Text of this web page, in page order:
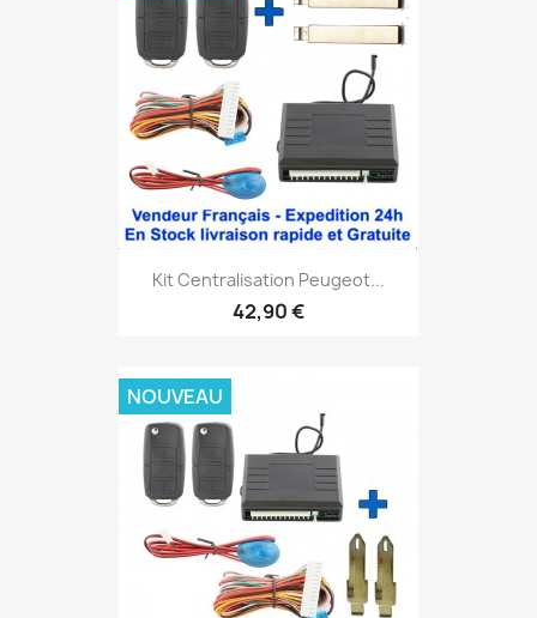
Kit Centralisation Peugeot...
42,90 €
NOUVEAU